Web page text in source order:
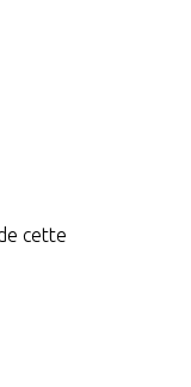
cette